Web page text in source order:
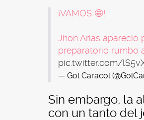
¡VAMOS 🤩!
Jhon Arias apareció
preparatorio rumbo
pic.twitter.com/
— Gol Caracol
Sin embargo, la
con un tanto del